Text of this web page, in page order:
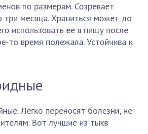
по размерам. Созревает
три месяца. Храниться может до
использовать ее в пищу после
то время полежала. Устойчива к
Легко переносят болезни, не
Вот лучшие из тыкв